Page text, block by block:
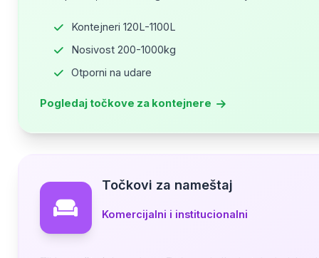
Kontejneri 120L-1100L
Nosivost 200-1000kg
Otporni na udare
Pogledaj točkove za kontejnere
Točkovi za nameštaj
Komercijalni i institucionalni